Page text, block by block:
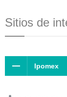
Sitios de
Ipomex